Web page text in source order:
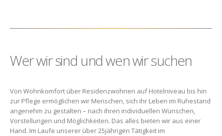
Wer wir sind und wen wir suchen
Von Wohnkomfort über Residenzwohnen auf Hotelniveau bis hin
zur Pflege ermöglichen wir Menschen, sich ihr Leben im Ruhestand
angenehm zu gestalten – nach ihren individuellen Wünschen,
Vorstellungen und Möglichkeiten. Das alles bieten wir aus einer
Hand. Im Laufe unserer über 25jährigen Tätigkeit im